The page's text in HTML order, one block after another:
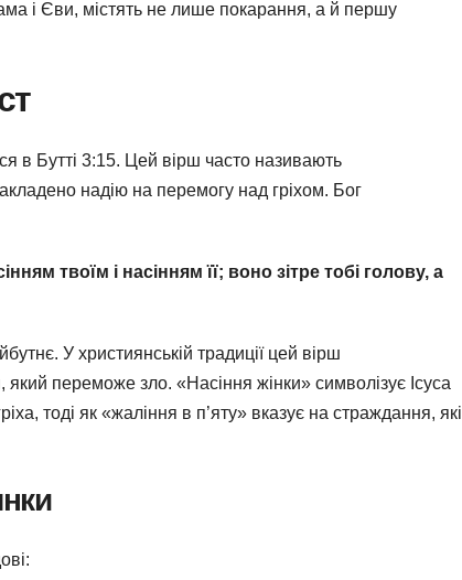
і Єви, містять не лише покарання, а й першу
в Бутті 3:15. Цей вірш часто називають
надію на перемогу над гріхом. Бог
твоїм і насінням її; воно зітре тобі голову, а
У християнській традиції цей вірш
переможе зло. «Насіння жінки» символізує Ісуса
тоді як «жаління в п’яту» вказує на страждання, які